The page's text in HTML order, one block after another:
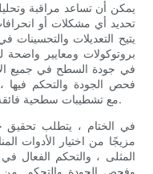
يمكن أن تساعد مراقبة
تحديد أي مشكلات أو
يتيح التعديلات
بروتوكولات ومعايير
في جودة السطح في جميع
فحص الجودة والتحكم فيها
CNC مع تشطيبات سطحية فائقة وتلبية توقعات العملاء بشكل فعال.
في الختام ، يتطلب تحقيق
المثلى ، والتحكم الفعال